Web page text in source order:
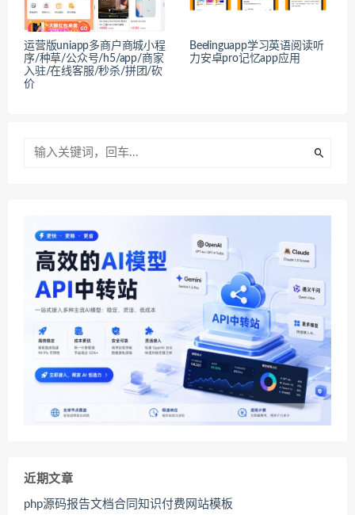
运营版uniapp多商户商城小程
序/种草/公众号/h5/app/商家
入驻/在线客服/秒杀/拼团/砍
价
Beelinguapp学习英语阅读听
力安卓pro记忆app应用
近期文章
php源码报告文档合同知识付费网站模板